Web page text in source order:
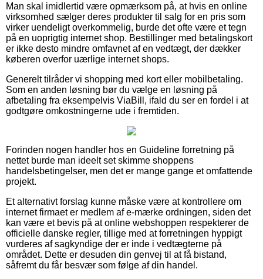
Man skal imidlertid være opmærksom på, at hvis en online
virksomhed sælger deres produkter til salg for en pris som
virker uendeligt overkommelig, burde det ofte være et tegn
på en uoprigtig internet shop. Bestillinger med betalingskort
er ikke desto mindre omfavnet af en vedtægt, der dækker
køberen overfor uærlige internet shops.
Generelt tilråder vi shopping med kort eller mobilbetaling.
Som en anden løsning bør du vælge en løsning på
afbetaling fra eksempelvis ViaBill, ifald du ser en fordel i at
godtgøre omkostningerne ude i fremtiden.
Forinden nogen handler hos en Guideline forretning på
nettet burde man ideelt set skimme shoppens
handelsbetingelser, men det er mange gange et omfattende
projekt.
Et alternativt forslag kunne måske være at kontrollere om
internet firmaet er medlem af e-mærke ordningen, siden det
kan være et bevis på at online webshoppen respekterer de
officielle danske regler, tillige med at forretningen hyppigt
vurderes af sagkyndige der er inde i vedtægterne på
området. Dette er desuden din genvej til at få bistand,
såfremt du får besvær som følge af din handel.